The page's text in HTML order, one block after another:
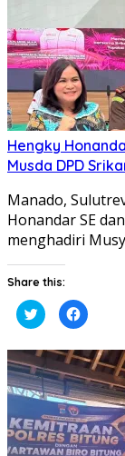
Hengky
Musda DPD
Manado,
Honandar SE
menghadiri
Share this:
Klik
untuk
berbagi
di
jendela
yang
baru)
Klik
untuk
di
jendela
yang
baru)